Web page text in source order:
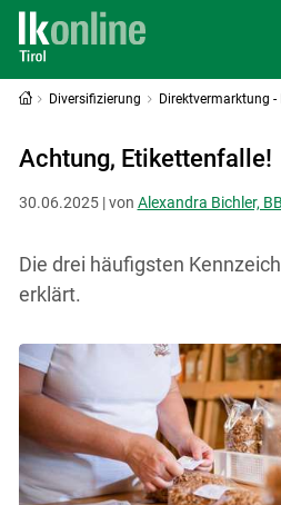
Diversifizierung Direktvermarktung -
Achtung, Etikettenfalle!
30.06.2025 | von Alexandra Bichler,
Die drei häufigsten
erklärt.